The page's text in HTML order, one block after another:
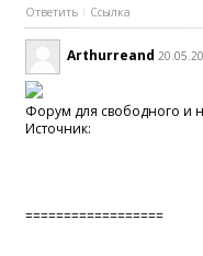
Ответить Ссылка
Arthurreand
Форум для свободного и
Источник:
==================